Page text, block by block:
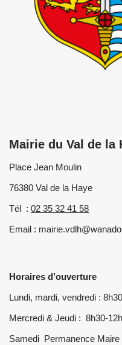
Mairie du Val de la
Place Jean Moulin
76380 Val de la Haye
Tél : 02 35 32 41 58
Email :
Horaires d’ouverture
Lundi, mardi, vendredi :
Mercredi & Jeudi : 8h30-
Samedi Permanence Maire